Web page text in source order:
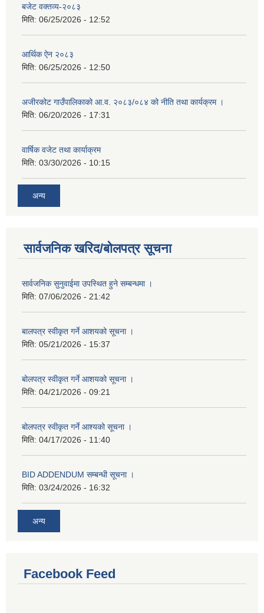
बजेट वक्तव्य-२०८३
मिति: 06/25/2026 - 12:52
आर्थिक ऐन २०८३
मिति: 06/25/2026 - 12:50
अजीरकोट गाउँपालिकाको आ.व. २०८३/०८४ को नीति तथा कार्यक्रम ।
मिति: 06/20/2026 - 17:31
वार्षिक वजेट तथा कार्याक्रम
मिति: 03/30/2026 - 10:15
अन्य
सार्वजनिक खरिद/बोलपत्र सूचना
सार्वजनिक सुनुवाईमा उपस्थित हुने सम्बन्धमा ।
मिति: 07/06/2026 - 21:42
बालपत्र स्वीकृत गर्ने आशयको सूचना ।
मिति: 05/21/2026 - 15:37
बोलपत्र स्वीकृत गर्ने आशयको सूचना ।
मिति: 04/21/2026 - 09:21
बोलपत्र स्वीकृत गर्ने आश्यको सूचना ।
मिति: 04/17/2026 - 11:40
BID ADDENDUM सम्बन्धी सूचना ।
मिति: 03/24/2026 - 16:32
अन्य
Facebook Feed